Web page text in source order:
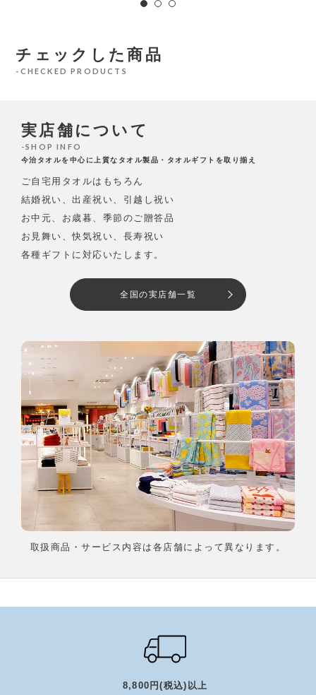
チェックした商品
CHECKED PRODUCTS
実店舗について
SHOP INFO
今治タオルを中心に上質なタオル製品・タオルギフトを取り揃え
ご自宅用タオルはもちろん
結婚祝い、出産祝い、引越し祝い
お中元、お歳暮、季節のご贈答品
お見舞い、快気祝い、長寿祝い
各種ギフトに対応いたします。
全国の実店舗一覧
取扱商品・サービス内容は各店舗によって異なります。
8,800円(税込)以上